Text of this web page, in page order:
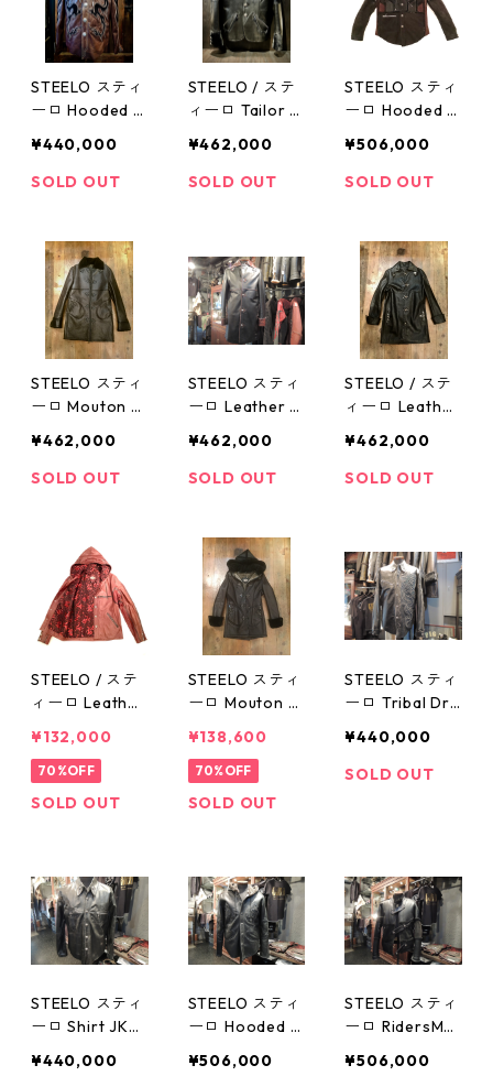
STEELO スティ
ーロ Hooded Bl
3
¥440,000
SOLD OUT
STEELO / ステ
ィーロ Tailor J
¥462,000
SOLD OUT
STEELO スティ
ーロ Hooded M
¥506,000
SOLD OUT
STEELO スティ
ーロ Mouton C
¥462,000
SOLD OUT
STEELO スティ
ーロ Leather C
¥462,000
SOLD OUT
STEELO / ステ
ィーロ Leather
¥462,000
SOLD OUT
STEELO / ステ
ィーロ Leather
on JK No4
¥132,000
70%OFF
SOLD OUT
STEELO スティ
ーロ Mouton C
¥138,600
70%OFF
SOLD OUT
STEELO スティ
ーロ Tribal Dra
No１
¥440,000
SOLD OUT
STEELO スティ
ーロ Shirt JK
¥440,000
STEELO スティ
ーロ Hooded M
¥506,000
STEELO スティ
ーロ RidersMo
¥506,000